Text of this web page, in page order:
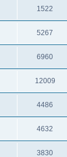
1522
5267
6960
12009
4486
4632
3830